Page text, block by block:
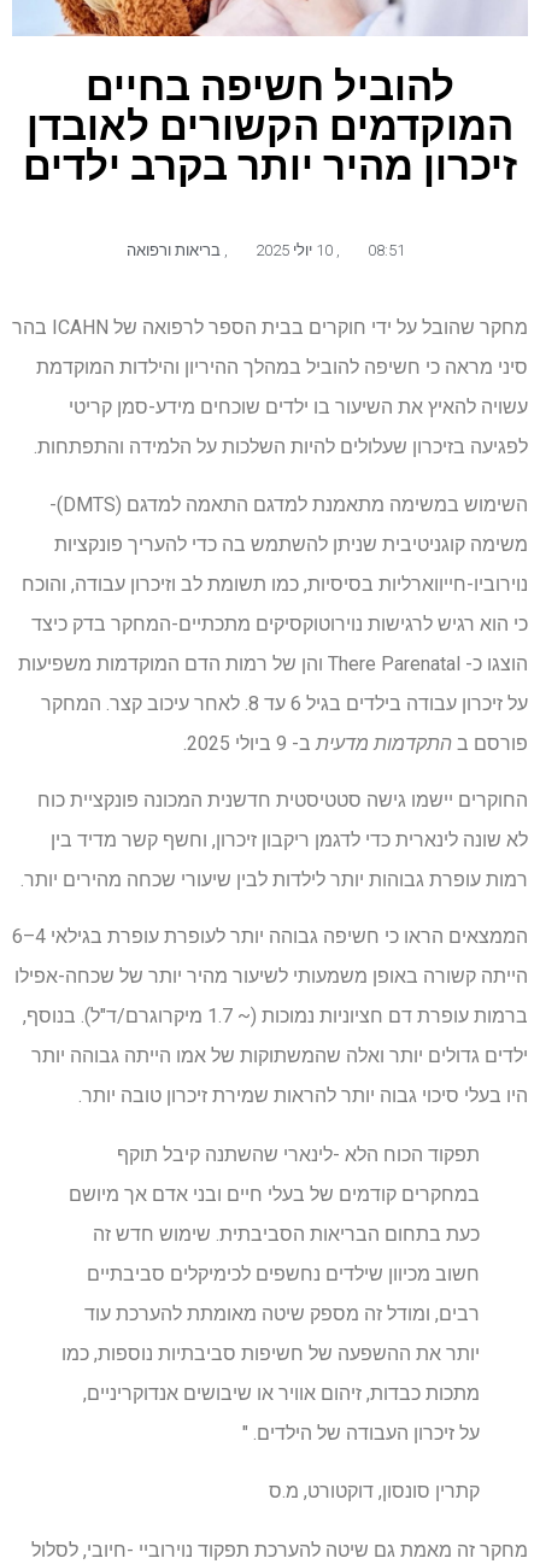
להוביל חשיפה בחיים
המוקדמים הקשורים לאובדן
זיכרון מהיר יותר בקרב ילדים
08:51 10 יולי 2025 בריאות ורפואה
מחקר שהובל על ידי חוקרים בבית הספר לרפואה של ICAHN בהר
סיני מראה כי חשיפה להוביל במהלך ההיריון והילדות המוקדמת
עשויה להאיץ את השיעור בו ילדים שוכחים מידע-סמן קריטי
לפגיעה בזיכרון שעלולים להיות השלכות על הלמידה והתפתחות.
השימוש במשימה מתאמנת למדגם התאמה למדגם (DMTS)-
משימה קוגניטיבית שניתן להשתמש בה כדי להעריך פונקציות
נוירוביו-חייווארליות בסיסיות, כמו תשומת לב וזיכרון עבודה, והוכח
כי הוא רגיש לרגישות נוירוטוקסיקים מתכתיים-המחקר בדק כיצד
הוצגו כ- There Parenatal והן של רמות הדם המוקדמות משפיעות
על זיכרון עבודה בילדים בגיל 6 עד 8. לאחר עיכוב קצר. המחקר
פורסם ב התקדמות מדעית ב- 9 ביולי 2025.
החוקרים יישמו גישה סטטיסטית חדשנית המכונה פונקציית כוח
לא שונה לינארית כדי לדגמן ריקבון זיכרון, וחשף קשר מדיד בין
רמות עופרת גבוהות יותר לילדות לבין שיעורי שכחה מהירים יותר.
הממצאים הראו כי חשיפה גבוהה יותר לעופרת עופרת בגילאי 4–6
הייתה קשורה באופן משמעותי לשיעור מהיר יותר של שכחה-אפילו
ברמות עופרת דם חציוניות נמוכות (~ 1.7 מיקרוגרם/ד"ל). בנוסף,
ילדים גדולים יותר ואלה שהמשתוקות של אמו הייתה גבוהה יותר
היו בעלי סיכוי גבוה יותר להראות שמירת זיכרון טובה יותר.
תפקוד הכוח הלא -לינארי שהשתנה קיבל תוקף
במחקרים קודמים של בעלי חיים ובני אדם אך מיושם
כעת בתחום הבריאות הסביבתית. שימוש חדש זה
חשוב מכיוון שילדים נחשפים לכימיקלים סביבתיים
רבים, ומודל זה מספק שיטה מאומתת להערכת עוד
יותר את ההשפעה של חשיפות סביבתיות נוספות, כמו
מתכות כבדות, זיהום אוויר או שיבושים אנדוקריניים,
על זיכרון העבודה של הילדים. "
קתרין סונסון, דוקטורט, מ.ס
מחקר זה מאמת גם שיטה להערכת תפקוד נוירוביי -חיובי, לסלול